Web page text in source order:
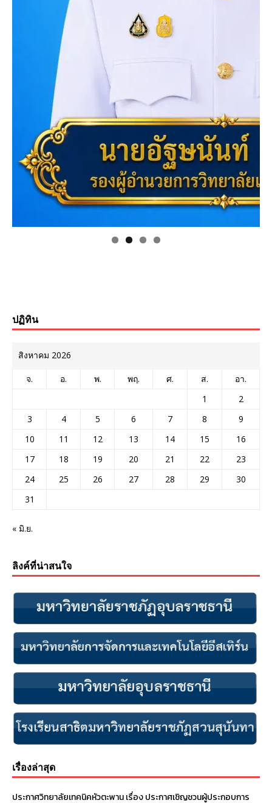
ปฏิทิน
สิงหาคม 2026
จ. อ. พ. พฤ. ศ. ส.
อา.
1
2
3
4 5 6 7 8
9
10
11 12 13 14 15
16
17
18 19 20 21 22
23
24
25 26 27 28 29
30
31
« มิ.ย.
ลิงค์ที่น่าสนใจ
เรื่องล่าสุด
ประกาศวิทยาลัยเทคนิคหัวตะพาน เรื่อง ประกาศเชิญชวนผู้ประกอบการ